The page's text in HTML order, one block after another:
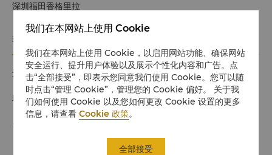
深圳福田香格里拉
套餐详情
连住两晚及以上, 优享价的基础上享八-九折优惠，含自助早餐
此优惠包括：
我们在本网站上使用 Cookie
我们在本网站上使用 Cookie，以启用网站功能、确保网站
安全运行、提升用户体验以及展示个性化内容和广告。点
击“全部接受”，即表示您同意我们使用 Cookie。您可以随
时点击“管理 Cookie”，管理您的 Cookie 偏好。 关于我
们如何使用 Cookie 以及您如何更改 Cookie 设置的更多
信息，请查看Cookie 政策。
全部接受